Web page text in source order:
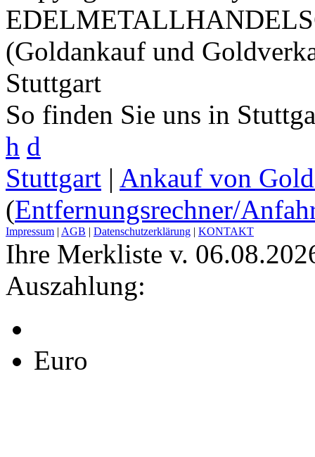
(Goldankauf und
Stuttgart
So finden Sie uns in
h d
Stuttgart | Ankauf von
(Entfernungsrechner/
Impressum | AGB | Datenschutzerklärung | KONTAKT
Ihre Merkliste v.
Auszahlung:
Euro